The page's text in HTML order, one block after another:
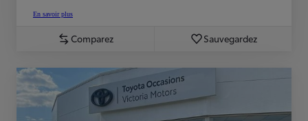
En savoir plus
Comparez Sauvegardez